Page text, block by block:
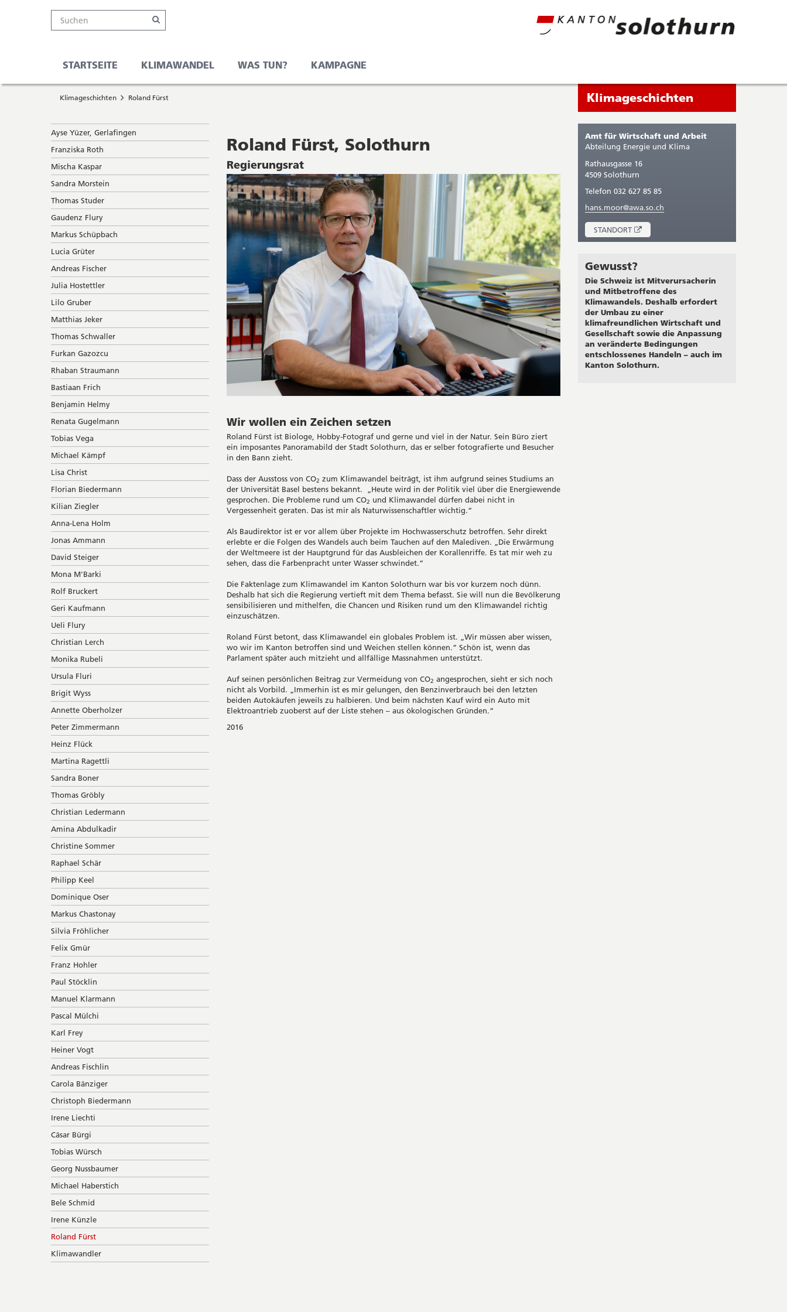
Kanton
Solothurn
Suche
Online-
Schalter
Navigation
Suche
Hauptnavigation
STARTSEITE KLIMAWANDEL WAS TUN? KAMPAGNE
Service-
Navigation
Sie
befinden
hier
Klimageschichten Roland Fürst
Subnavigation
Ayse Yüzer, Gerlafingen
Franziska Roth
Mischa Kaspar
Sandra Morstein
Thomas Studer
Gaudenz Flury
Markus Schüpbach
Lucia Grüter
Andreas Fischer
Julia Hostettler
Lilo Gruber
Matthias Jeker
Thomas Schwaller
Furkan Gazozcu
Rhaban Straumann
Bastiaan Frich
Benjamin Helmy
Renata Gugelmann
Tobias Vega
Michael Kämpf
Lisa Christ
Florian Biedermann
Kilian Ziegler
Anna-Lena Holm
Jonas Ammann
David Steiger
Mona M'Barki
Rolf Bruckert
Geri Kaufmann
Ueli Flury
Christian Lerch
Monika Rubeli
Ursula Fluri
Brigit Wyss
Annette Oberholzer
Peter Zimmermann
Heinz Flück
Martina Ragettli
Sandra Boner
Thomas Gröbly
Christian Ledermann
Amina Abdulkadir
Christine Sommer
Raphael Schär
Philipp Keel
Dominique Oser
Markus Chastonay
Silvia Fröhlicher
Felix Gmür
Franz Hohler
Paul Stöcklin
Manuel Klarmann
Pascal Mülchi
Karl Frey
Heiner Vogt
Andreas Fischlin
Carola Bänziger
Christoph Biedermann
Irene Liechti
Cäsar Bürgi
Tobias Würsch
Georg Nussbaumer
Michael Haberstich
Bele Schmid
Irene Künzle
Roland Fürst
Klimawandler
Roland Fürst, Solothurn
Regierungsrat
Wir wollen ein Zeichen setzen
Roland Fürst ist Biologe, Hobby-Fotograf und gerne und viel in der Natur. Sein Büro ziert
ein imposantes Panoramabild der Stadt Solothurn, das er selber fotografierte und Besucher
in den Bann zieht.
Dass der Ausstoss von CO2 zum Klimawandel beiträgt, ist ihm aufgrund seines Studiums an
der Universität Basel bestens bekannt. „Heute wird in der Politik viel über die Energiewende
gesprochen. Die Probleme rund um CO2 und Klimawandel dürfen dabei nicht in
Vergessenheit geraten. Das ist mir als Naturwissenschaftler wichtig.“
Als Baudirektor ist er vor allem über Projekte im Hochwasserschutz betroffen. Sehr direkt
erlebte er die Folgen des Wandels auch beim Tauchen auf den Malediven. „Die Erwärmung
der Weltmeere ist der Hauptgrund für das Ausbleichen der Korallenriffe. Es tat mir weh zu
sehen, dass die Farbenpracht unter Wasser schwindet.“
Die Faktenlage zum Klimawandel im Kanton Solothurn war bis vor kurzem noch dünn.
Deshalb hat sich die Regierung vertieft mit dem Thema befasst. Sie will nun die Bevölkerung
sensibilisieren und mithelfen, die Chancen und Risiken rund um den Klimawandel richtig
einzuschätzen.
Roland Fürst betont, dass Klimawandel ein globales Problem ist. „Wir müssen aber wissen,
wo wir im Kanton betroffen sind und Weichen stellen können.“ Schön ist, wenn das
Parlament später auch mitzieht und allfällige Massnahmen unterstützt.
Auf seinen persönlichen Beitrag zur Vermeidung von CO2 angesprochen, sieht er sich noch
nicht als Vorbild. „Immerhin ist es mir gelungen, den Benzinverbrauch bei den letzten
beiden Autokäufen jeweils zu halbieren. Und beim nächsten Kauf wird ein Auto mit
Elektroantrieb zuoberst auf der Liste stehen – aus ökologischen Gründen.“
2016
Sie
befinden
sich
gerade
in:
Klimageschichten
Seitenleiste
Amt für Wirtschaft und Arbeit
Abteilung Energie und Klima
Rathausgasse 16
4509 Solothurn
Telefon 032 627 85 85
hans.moor@awa.so.ch
STANDORT
ÖFFNET
IN
Gewusst?
Die Schweiz ist Mitverursacherin
und Mitbetroffene des
Klimawandels. Deshalb erfordert
der Umbau zu einer
klimafreundlichen Wirtschaft und
Gesellschaft sowie die Anpassung
an veränderte Bedingungen
entschlossenes Handeln – auch im
Kanton Solothurn.